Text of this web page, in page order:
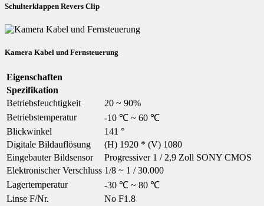
Schulterklappen Revers Clip
Kamera Kabel und Fernsteuerung
Eigenschaften
Spezifikation
Betriebsfeuchtigkeit
20 ~ 90%
Betriebstemperatur
-10 ℃ ~ 60 ℃
Blickwinkel
141 °
Digitale Bildauflösung
(H) 1920 * (V) 1080
Eingebauter Bildsensor
Progressiver 1 / 2,9 Zoll SONY CMOS
Elektronischer Verschluss 1/8 ~ 1 / 30.000
Lagertemperatur
-30 ℃ ~ 80 ℃
Linse F/Nr.
No F1.8